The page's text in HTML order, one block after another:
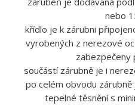
nebo
křídlo je k zárubni
vyrobených z nerezové
zabezpečeny
součástí zárubně je i
po celém obvodu
tepelné těsnění s